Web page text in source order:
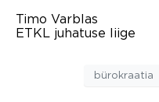
Timo Varblas
ETKL juhatuse liige
bürokraatia